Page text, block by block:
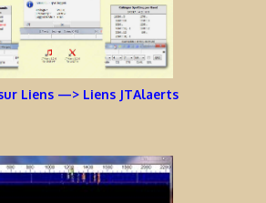
Liens —> Liens JTAlaerts